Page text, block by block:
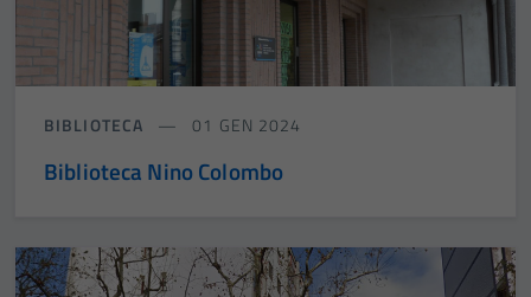
BIBLIOTECA 01 GEN 2024
Biblioteca Nino Colombo